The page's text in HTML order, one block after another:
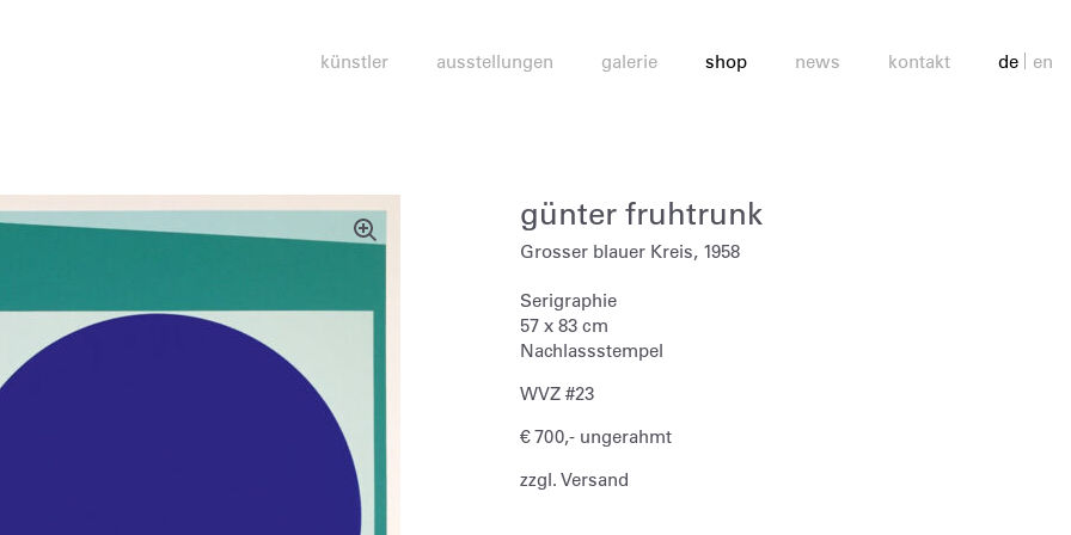
künstler ausstellungen galerie shop news kontakt de en
günter fruhtrunk
Grosser blauer Kreis, 1958
Serigraphie
57 x 83 cm
Nachlassstempel
WVZ #23
€ 700,- ungerahmt
zzgl. Versand